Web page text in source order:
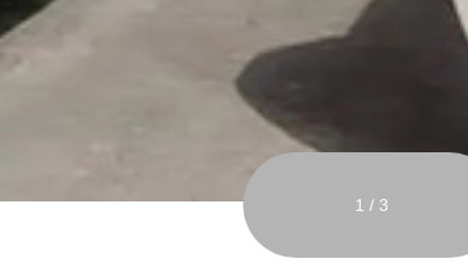
1 / 3